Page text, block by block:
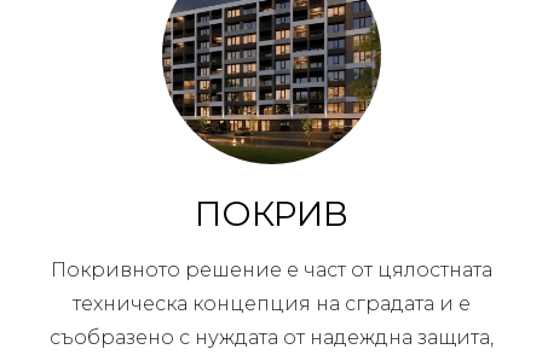
ПОКРИВ
Покривното решение е част от цялостната
техническа концепция на сградата и е
съобразено с нуждата от надеждна защита,